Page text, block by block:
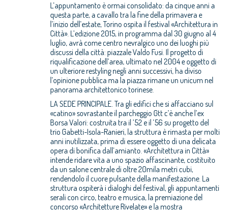
L’appuntamento è ormai consolidato: da cinque anni a
questa parte, a cavallo tra la fine della primavera e
l’inizio dell’estate, Torino ospita il festival «Architettura in
Città». L’edizione 2015, in programma dal 30 giugno al 4
luglio, avrà come centro nevralgico uno dei luoghi più
discussi della città: piazzale Valdo Fusi. Il progetto di
riqualificazione dell’area, ultimato nel 2004 e oggetto di
un ulteriore restyling negli anni successivi, ha diviso
l’opinione pubblica ma la piazza rimane un unicum nel
panorama architettonico torinese.
LA SEDE PRINCIPALE. Tra gli edifici che si affacciano sul
«catino» sovrastante il parcheggio Gtt c’è anche l’ex
Borsa Valori: costruita tra il ’52 e il ’56 su progetto del
trio Gabetti-Isola-Ranieri, la struttura è rimasta per molti
anni inutilizzata, prima di essere oggetto di una delicata
opera di bonifica dall’amianto. «Architettura in Città»
intende ridare vita a uno spazio affascinante, costituito
da un salone centrale di oltre 20mila metri cubi,
rendendolo il cuore pulsante della manifestazione. La
struttura ospiterà i dialoghi del festival, gli appuntamenti
serali con circo, teatro e musica, la premiazione del
concorso «Architetture Rivelate» e la mostra